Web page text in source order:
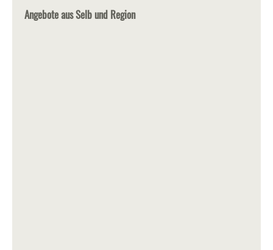
Angebote aus Selb und Region